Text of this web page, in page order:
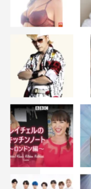
佐久間由衣